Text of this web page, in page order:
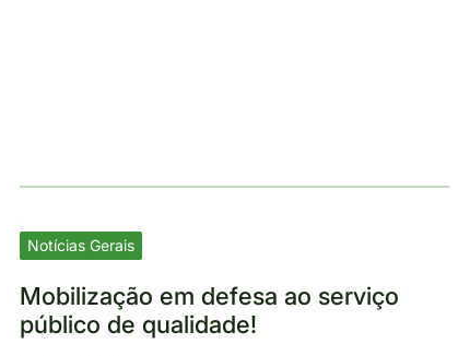
Notícias Gerais
Mobilização em defesa ao serviço
público de qualidade!